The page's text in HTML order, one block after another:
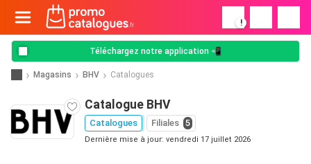
!
Téléchargez notre application 📲
Magasins BHV Catalogues
Catalogue BHV
Catalogues Filiales 5
Dernière mise à jour: vendredi 17 juillet 2026